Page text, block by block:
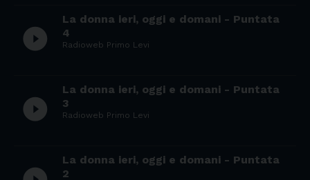
play_circle_filled
La donna ieri, oggi e domani - Puntata
4
Radioweb Primo Levi
play_circle_filled
La donna ieri, oggi e domani - Puntata
3
Radioweb Primo Levi
La donna ieri, oggi e domani - Puntata
2